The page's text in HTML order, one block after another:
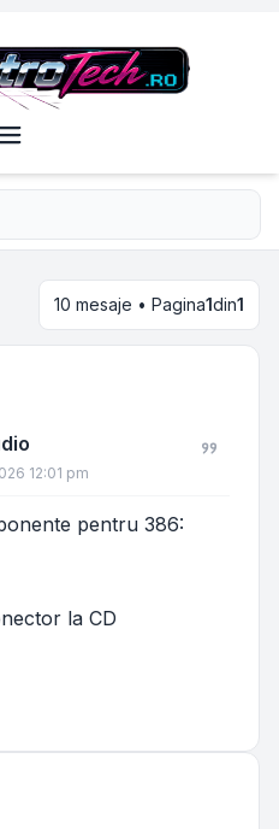
10 mesaje • Pagina1din1
12:01 pm
pentru 386:
la CD